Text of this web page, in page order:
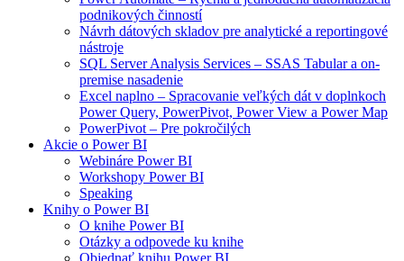
podnikových činností
Návrh dátových skladov pre analytické a reportingové
nástroje
SQL Server Analysis Services – SSAS Tabular a on-
premise nasadenie
Excel naplno – Spracovanie veľkých dát v doplnkoch
Power Query, PowerPivot, Power View a Power Map
PowerPivot – Pre pokročilých
Akcie o Power BI
Webináre Power BI
Workshopy Power BI
Speaking
Knihy o Power BI
O knihe Power BI
Otázky a odpovede ku knihe